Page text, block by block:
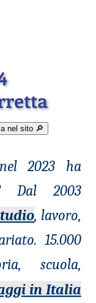
nel sito 🔎︎
2023 ha
Dal 2003
, lavoro,
15.000
scuola,
in Italia